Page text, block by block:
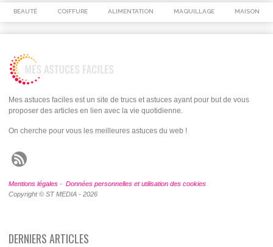
BEAUTÉ COIFFURE ALIMENTATION MAQUILLAGE MAISON
Mes astuces faciles est un site de trucs et astuces ayant pour but de vous
proposer des articles en lien avec la vie quotidienne.
On cherche pour vous les meilleures astuces du web !
Mentions légales - Données personnelles et utilisation des cookies
Copyright © ST MEDIA - 2026
DERNIERS ARTICLES